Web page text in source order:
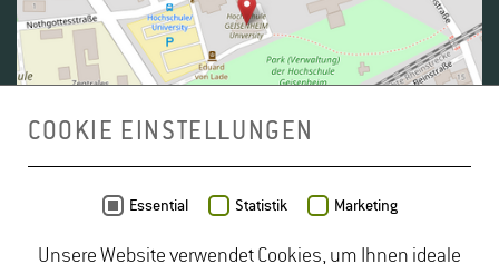
OpenStreetMap - Veröffentlicht unterODbL
COOKIE EINSTELLUNGEN
Essential Statistik Marketing
Unsere Website verwendet Cookies, um Ihnen ideale